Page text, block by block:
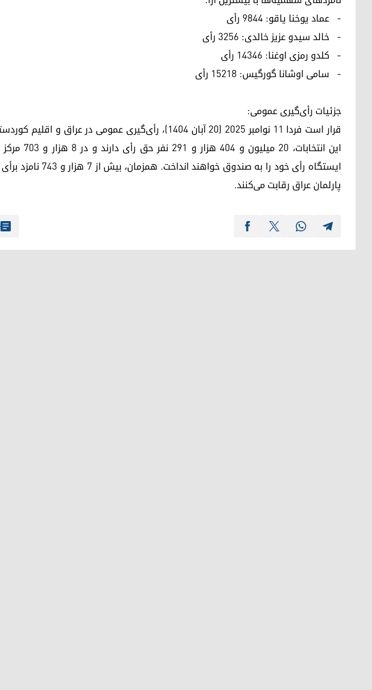
- عماد یوخنا یاقو: ۹۸۴۴ رأی
- خالد سیدو عزیز خالدی: ۳۲۵۶ رأی
- کلدو رمزی اوغنا: ۱۴۳۴۶ رأی
- سامی اوشانا گورگیس: ۱۵۲۱۸ رأی
جزئیات رأی‌گیری عمومی:
قرار است فردا ۱۱ نوامبر ۲۰۲۵ (۲۰ آبان ۱۴۰۴)، رأی‌گیری عمومی در عراق
پارلمان عراق رقابت می‌کنند.